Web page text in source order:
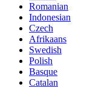
Romanian
Indonesian
Czech
Afrikaans
Swedish
Polish
Basque
Catalan